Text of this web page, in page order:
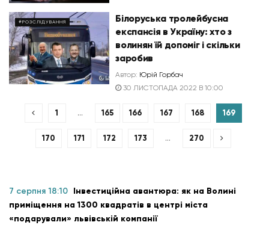
#РОЗСЛІДУВАННЯ
Білоруська тролейбусна
експансія в Україну: хто з
волинян їй допоміг і скільки
заробив
Автор: Юрій Горбач
30 ЛИСТОПАДА 2022 В 10:00
1 … 165 166 167 168 169
170 171 172 173 … 270
7 серпня 18:10 Інвестиційна авантюра: як на Волині
приміщення на 1300 квадратів в центрі міста
«подарували» львівській компанії